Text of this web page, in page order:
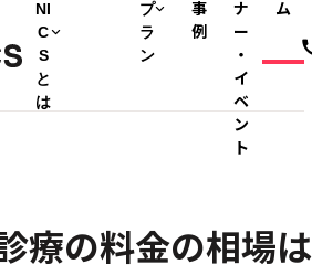
NI
C
S
と
は
プ
ラ
ン
事
例
ナ
ー
・
イ
ベ
ン
ト
ム
療の料金の相場